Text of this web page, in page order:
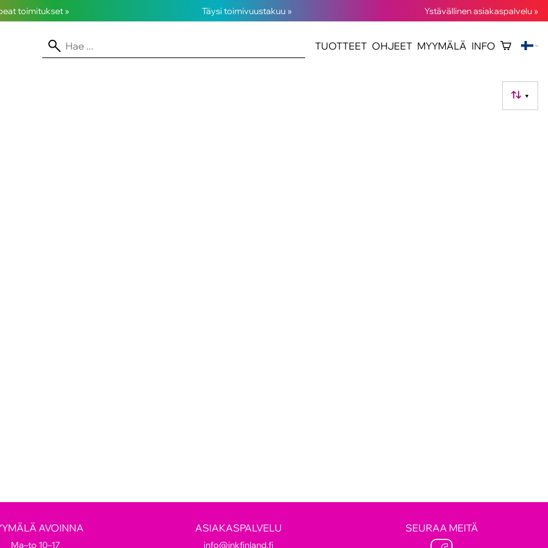
toimitukset » Täysi toimivuustakuu » Ystävällinen asiakaspalvelu »
TUOTTEET OHJEET MYYMÄLÄ INFO
▼
AVOINNA
Ma–to 10–17
ASIAKASPALVELU
info@inkfinland.fi
SEURAA MEITÄ